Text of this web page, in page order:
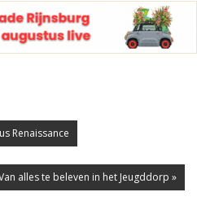
Renaissance
alles te beleven in het Jeugddorp »